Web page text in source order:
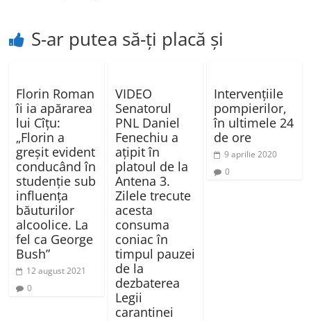
S-ar putea să-ți placă și
Florin Roman
îi ia apărarea
lui Cîțu:
„Florin a
greșit evident
conducând în
studenție sub
influența
băuturilor
alcoolice. La
fel ca George
Bush”
12 august 2021
0
VIDEO
Senatorul
PNL Daniel
Fenechiu a
aţipit în
platoul de la
Antena 3.
Zilele trecute
acesta
consuma
coniac în
timpul pauzei
de la
dezbaterea
Legii
carantinei
Intervențiile
pompierilor,
în ultimele 24
de ore
9 aprilie 2020
0